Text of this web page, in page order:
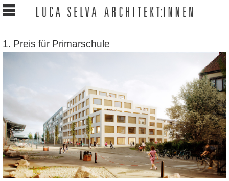
1. Preis für Primarschule